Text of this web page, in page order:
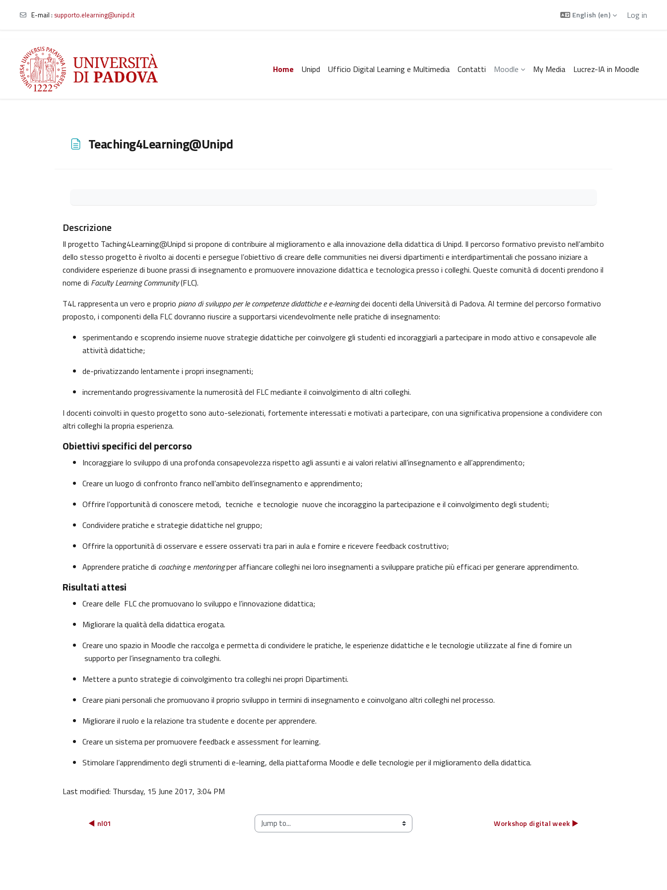
Skip to main content
E-mail : supporto.elearning@unipd.it English ‎(en)‎ Log in
Home Unipd Ufficio Digital Learning e Multimedia Contatti Moodle My Media Lucrez-IA in Moodle
Teaching4Learning@Unipd
Descrizione
Il progetto Taching4Learning@Unipd si propone di contribuire al miglioramento e alla innovazione della didattica di Unipd. Il percorso formativo previsto nell’ambito
dello stesso progetto è rivolto ai docenti e persegue l’obiettivo di creare delle communities nei diversi dipartimenti e interdipartimentali che possano iniziare a
condividere esperienze di buone prassi di insegnamento e promuovere innovazione didattica e tecnologica presso i colleghi. Queste comunità di docenti prendono il
nome di Faculty Learning Community(FLC).
T4L rappresenta un vero e proprio piano di sviluppo per le competenze didattiche e e-learningdei docenti della Università di Padova. Al termine del percorso formativo
proposto, i componenti della FLC dovranno riuscire a supportarsi vicendevolmente nelle pratiche di insegnamento:
sperimentando e scoprendo insieme nuove strategie didattiche per coinvolgere gli studenti ed incoraggiarli a partecipare in modo attivo e consapevole alle
attività didattiche;
de-privatizzando lentamente i propri insegnamenti;
incrementando progressivamente la numerosità del FLC mediante il coinvolgimento di altri colleghi.
I docenti coinvolti in questo progetto sono auto-selezionati, fortemente interessati e motivati a partecipare, con una significativa propensione a condividere con
altri colleghi la propria esperienza.
Obiettivi specifici del percorso
Incoraggiare lo sviluppo di una profonda consapevolezza rispetto agli assunti e ai valori relativi all’insegnamento e all’apprendimento;
Creare un luogo di confronto franco nell’ambito dell’insegnamento e apprendimento;
Offrire l’opportunità di conoscere metodi, tecniche e tecnologie nuove che incoraggino la partecipazione e il coinvolgimento degli studenti;
Condividere pratiche e strategie didattiche nel gruppo;
Offrire la opportunità di osservare e essere osservati tra pari in aula e fornire e ricevere feedback costruttivo;
Apprendere pratiche di coachinge mentoringper affiancare colleghi nei loro insegnamenti a sviluppare pratiche più efficaci per generare apprendimento.
Risultati attesi
Creare delle FLC che promuovano lo sviluppo e l’innovazione didattica;
Migliorare la qualità della didattica erogata.
Creare uno spazio in Moodle che raccolga e permetta di condividere le pratiche, le esperienze didattiche e le tecnologie utilizzate al fine di fornire un
supporto per l’insegnamento tra colleghi.
Mettere a punto strategie di coinvolgimento tra colleghi nei propri Dipartimenti.
Creare piani personali che promuovano il proprio sviluppo in termini di insegnamento e coinvolgano altri colleghi nel processo.
Migliorare il ruolo e la relazione tra studente e docente per apprendere.
Creare un sistema per promuovere feedback e assessment for learning.
Stimolare l’apprendimento degli strumenti di e-learning, della piattaforma Moodle e delle tecnologie per il miglioramento della didattica.
Last modified: Thursday, 15 June 2017, 3:04 PM
◀︎ nl01 Jump to... Workshop digital week ▶︎